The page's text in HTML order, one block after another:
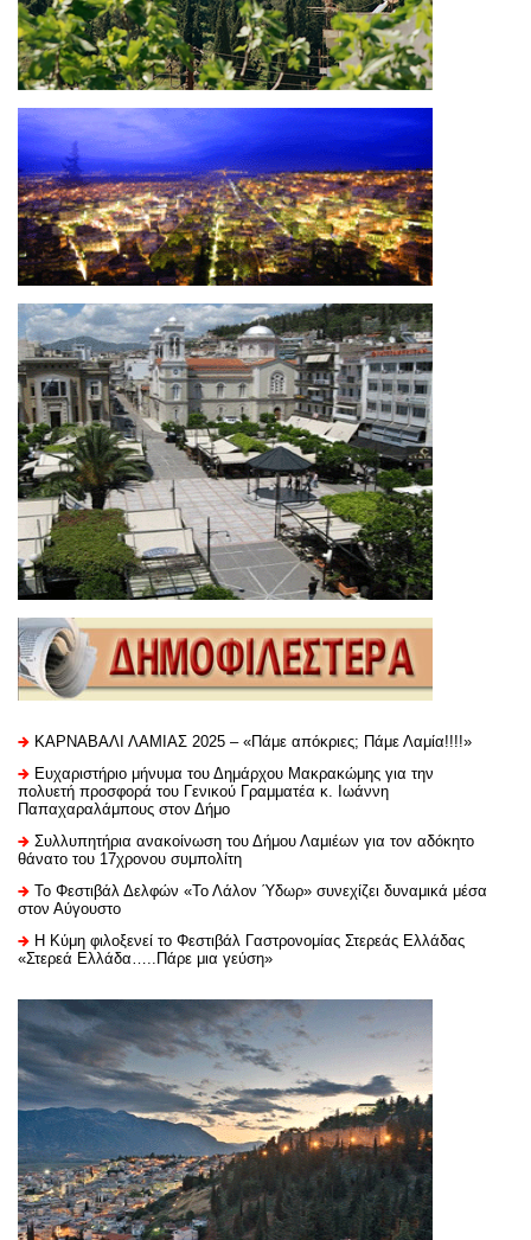
ΚΑΡΝΑΒΑΛΙ ΛΑΜΙΑΣ 2025 – «Πάμε απόκριες; Πάμε Λαμία!!!!»
Ευχαριστήριo μήνυμα του Δημάρχου Μακρακώμης για την
πολυετή προσφορά του Γενικού Γραμματέα κ. Ιωάννη
Παπαχαραλάμπους στον Δήμο
Συλλυπητήρια ανακοίνωση του Δήμου Λαμιέων για τον αδόκητο
θάνατο του 17χρονου συμπολίτη
Το Φεστιβάλ Δελφών «Το Λάλον Ύδωρ» συνεχίζει δυναμικά μέσα
στον Αύγουστο
Η Κύμη φιλοξενεί το Φεστιβάλ Γαστρονομίας Στερεάς Ελλάδας
«Στερεά Ελλάδα…..Πάρε μια γεύση»